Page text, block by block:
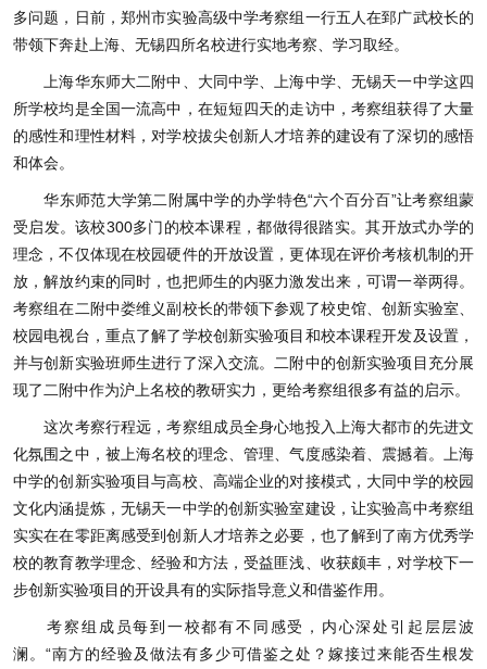
多问题，日前，郑州市实验高级中学考察组一行五人在郅广武校长的
带领下奔赴上海、无锡四所名校进行实地考察、学习取经。
上海华东师大二附中、大同中学、上海中学、无锡天一中学这四
所学校均是全国一流高中，在短短四天的走访中，考察组获得了大量
的感性和理性材料，对学校拔尖创新人才培养的建设有了深切的感悟
和体会。
华东师范大学第二附属中学的办学特色“六个百分百”让考察组蒙
受启发。该校300多门的校本课程，都做得很踏实。其开放式办学的
理念，不仅体现在校园硬件的开放设置，更体现在评价考核机制的开
放，解放约束的同时，也把师生的内驱力激发出来，可谓一举两得。
考察组在二附中娄维义副校长的带领下参观了校史馆、创新实验室、
校园电视台，重点了解了学校创新实验项目和校本课程开发及设置，
并与创新实验班师生进行了深入交流。二附中的创新实验项目充分展
现了二附中作为沪上名校的教研实力，更给考察组很多有益的启示。
这次考察行程远，考察组成员全身心地投入上海大都市的先进文
化氛围之中，被上海名校的理念、管理、气度感染着、震撼着。上海
中学的创新实验项目与高校、高端企业的对接模式，大同中学的校园
文化内涵提炼，无锡天一中学的创新实验室建设，让实验高中考察组
实实在在零距离感受到创新人才培养之必要，也了解到了南方优秀学
校的教育教学理念、经验和方法，受益匪浅、收获颇丰，对学校下一
步创新实验项目的开设具有的实际指导意义和借鉴作用。
考察组成员每到一校都有不同感受，内心深处引起层层波
澜。“南方的经验及做法有多少可借鉴之处？嫁接过来能否生根发